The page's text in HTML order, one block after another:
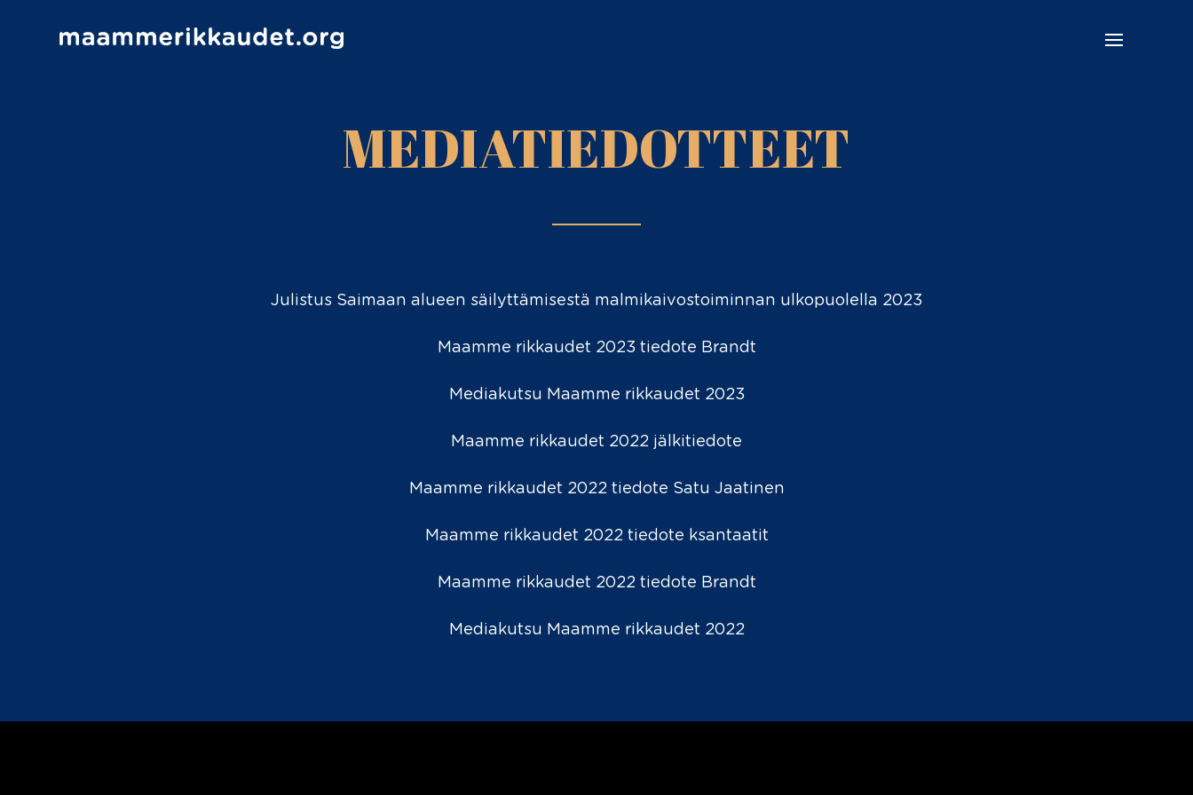
MEDIATIEDOTTEET
Julistus Saimaan alueen säilyttämisestä malmikaivostoiminnan ulkopuolella 2023
Maamme rikkaudet 2023 tiedote Brandt
Mediakutsu Maamme rikkaudet 2023
Maamme rikkaudet 2022 jälkitiedote
Maamme rikkaudet 2022 tiedote Satu Jaatinen
Maamme rikkaudet 2022 tiedote ksantaatit
Maamme rikkaudet 2022 tiedote Brandt
Mediakutsu Maamme rikkaudet 2022